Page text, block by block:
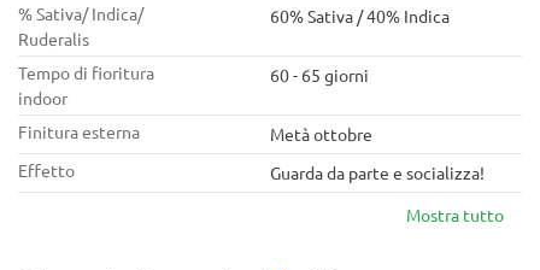
% Sativa/ Indica/
Ruderalis
60% Sativa / 40% Indica
Tempo di fioritura
indoor
60 - 65 giorni
Finitura esterna
Metà ottobre
Effetto
Guarda da parte e socializza!
Mostra tutto